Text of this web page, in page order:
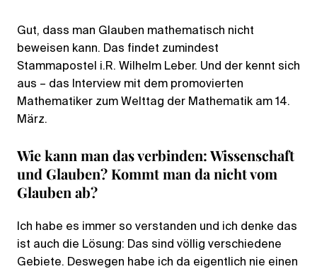
Gut, dass man Glauben mathematisch nicht
beweisen kann. Das findet zumindest
Stammapostel i.R. Wilhelm Leber. Und der kennt sich
aus – das Interview mit dem promovierten
Mathematiker zum Welttag der Mathematik am 14.
März.
Wie kann man das verbinden: Wissenschaft
und Glauben? Kommt man da nicht vom
Glauben ab?
Ich habe es immer so verstanden und ich denke das
ist auch die Lösung: Das sind völlig verschiedene
Gebiete. Deswegen habe ich da eigentlich nie einen